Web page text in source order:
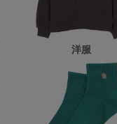
洋服